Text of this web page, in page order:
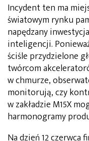
Incydent ten ma
światowym rynku
napędzany
inteligencji.
ściśle przydzielone
twórcom
w chmurze,
monitorują, czy
w zakładzie M15X
harmonogramy